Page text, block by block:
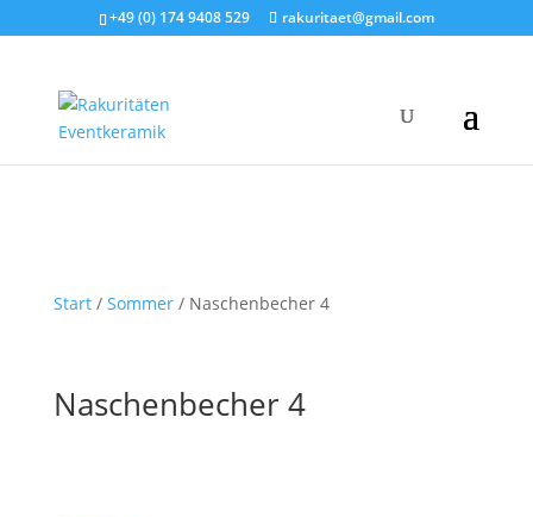
+49 (0) 174 9408 529 rakuritaet@gmail.com
Start/ Sommer/ Naschenbecher 4
Naschenbecher 4